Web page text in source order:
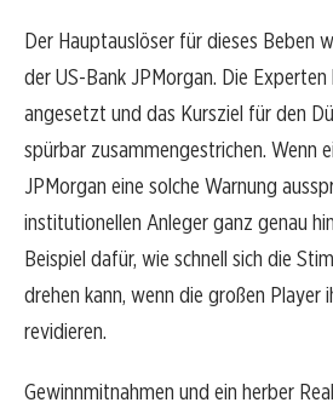
Der Hauptauslöser für dieses Beben
der US-Bank JPMorgan. Die
angesetzt und das Kursziel für den
spürbar zusammengestrichen. Wenn
JPMorgan eine solche Warnung
institutionellen Anleger ganz genau
Beispiel dafür, wie schnell sich die
drehen kann, wenn die großen Player
revidieren.
Gewinnmitnahmen und ein herber